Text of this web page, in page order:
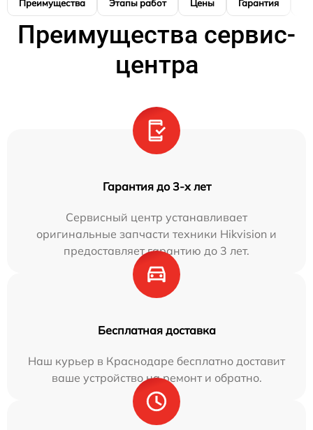
Преимущества Этапы работ Цены Гарантия
Преимущества сервис-
центра
Гарантия до 3-х лет
Сервисный центр устанавливает
оригинальные запчасти техники Hikvision и
предоставляет гарантию до 3 лет.
Бесплатная доставка
Наш курьер в Краснодаре бесплатно доставит
ваше устройство на ремонт и обратно.